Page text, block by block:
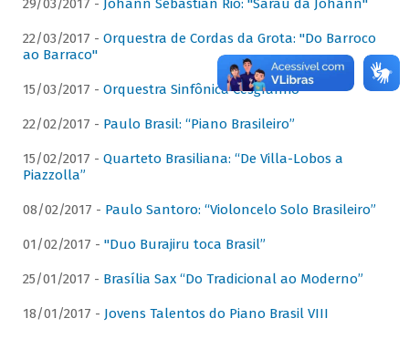
29/03/2017 - Johann Sebastian Rio: "Sarau da Johann"
22/03/2017 - Orquestra de Cordas da Grota: "Do Barroco
ao Barraco"
15/03/2017 - Orquestra Sinfônica Cesgranrio
22/02/2017 - Paulo Brasil: “Piano Brasileiro”
15/02/2017 - Quarteto Brasiliana: “De Villa-Lobos a
Piazzolla”
08/02/2017 - Paulo Santoro: “Violoncelo Solo Brasileiro”
01/02/2017 - "Duo Burajiru toca Brasil”
25/01/2017 - Brasília Sax “Do Tradicional ao Moderno”
18/01/2017 - Jovens Talentos do Piano Brasil VIII